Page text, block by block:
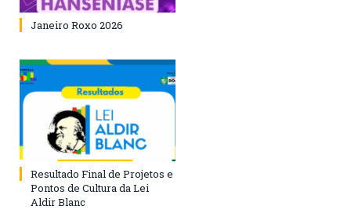
Janeiro Roxo 2026
Resultado Final de Projetos e
Pontos de Cultura da Lei
Aldir Blanc